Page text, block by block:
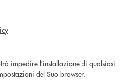
impedire l’installazione di qualsiasi
del Suo browser.